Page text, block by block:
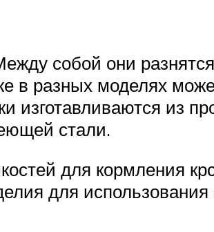
собой они
в разных моделях
изготавливаются из
стали.
для кормления
для